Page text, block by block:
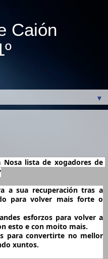
Caión
▼
lista de xogadores de
a sua recuperación tras a
para volver mais forte o
esforzos para volver a
esto e con moito mais.
para convertirte no mellor
xuntos.